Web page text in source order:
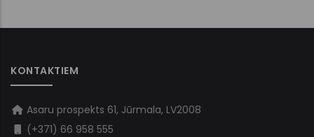
KONTAKTIEM
Asaru prospekts 61, Jūrmala, LV2008
(+371) 66 958 555